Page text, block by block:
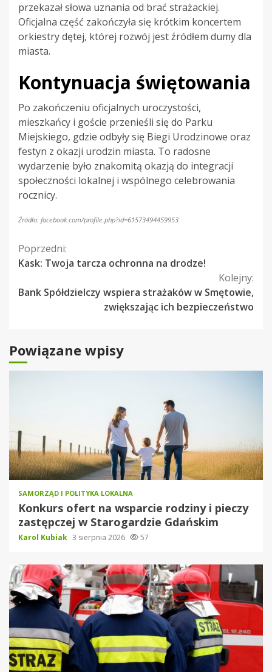
przekazał słowa uznania od brać strażackiej.
Oficjalna część zakończyła się krótkim koncertem
orkiestry dętej, której rozwój jest źródłem dumy dla
miasta.
Kontynuacja świętowania
Po zakończeniu oficjalnych uroczystości,
mieszkańcy i goście przenieśli się do Parku
Miejskiego, gdzie odbyły się Biegi Urodzinowe oraz
festyn z okazji urodzin miasta. To radosne
wydarzenie było znakomitą okazją do integracji
społeczności lokalnej i wspólnego celebrowania
rocznicy.
Źródło: facebook.com/profile.php?id=61573494459953
Kontynuuj
czytanie
Poprzedni:
Kask: Twoja tarcza ochronna na drodze!
Kolejny:
Bank Spółdzielczy wspiera strażaków w Smętowie,
zwiększając ich bezpieczeństwo
Powiązane wpisy
SAMORZĄD I POLITYKA LOKALNA
Konkurs ofert na wsparcie rodziny i pieczy
zastępczej w Starogardzie Gdańskim
Karol Kubiak 3 sierpnia 2026 57